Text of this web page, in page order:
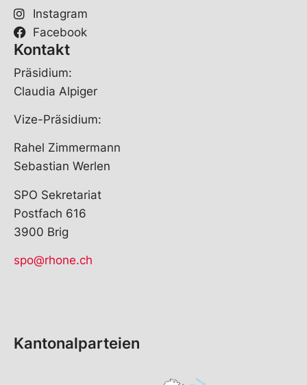
Instagram
Facebook
Kontakt
Präsidium:
Claudia Alpiger
Vize-Präsidium:
Rahel Zimmermann
Sebastian Werlen
SPO Sekretariat
Postfach 616
3900 Brig
spo@rhone.ch
Kantonalparteien